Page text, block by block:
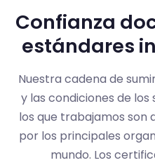
Confianza
estándares
Nuestra cadena de
y las condiciones de
los que trabajamos son
por los principales
mundo. Los